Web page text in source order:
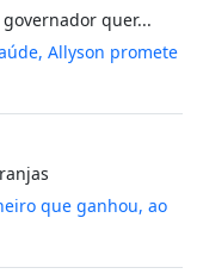
quer...
Allyson promete
que ganhou, ao